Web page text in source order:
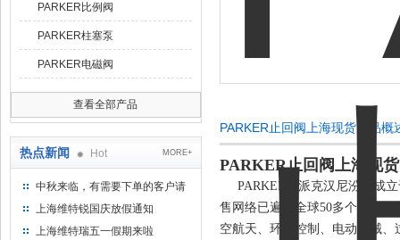
PARKER比例阀
PARKER柱塞泵
PARKER电磁阀
查看全部产品
热点新闻 Hot MORE+
中秋来临，有需要下单的客户请
提前下单
上海维特锐国庆放假通知
上海维特瑞五一假期来啦
PARKER止回阀上海现货产品概
PARKER止回阀上海现货
PARKER（派克汉尼汾）成立
售网络已遍布全球50多个国家
空航天、环境控制、电动机械